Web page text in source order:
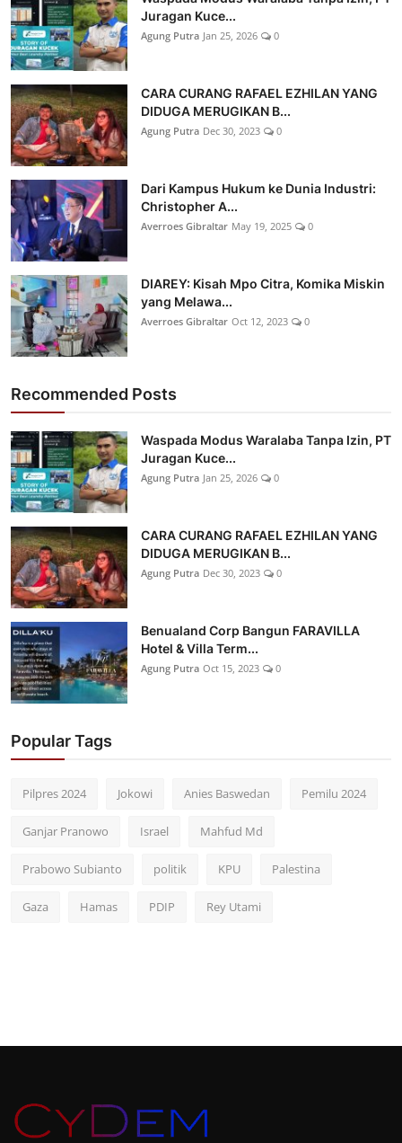
Juragan Kuce...
Agung Putra Jan 25, 2026 0
CARA CURANG RAFAEL EZHILAN YANG
DIDUGA MERUGIKAN B...
Agung Putra Dec 30, 2023 0
Dari Kampus Hukum ke Dunia Industri:
Christopher A...
Averroes Gibraltar May 19, 2025 0
DIAREY: Kisah Mpo Citra, Komika Miskin
yang Melawa...
Averroes Gibraltar Oct 12, 2023 0
Recommended Posts
Waspada Modus Waralaba Tanpa Izin, PT
Juragan Kuce...
Agung Putra Jan 25, 2026 0
CARA CURANG RAFAEL EZHILAN YANG
DIDUGA MERUGIKAN B...
Agung Putra Dec 30, 2023 0
Benualand Corp Bangun FARAVILLA
Hotel & Villa Term...
Agung Putra Oct 15, 2023 0
Popular Tags
Pilpres 2024 Jokowi Anies Baswedan Pemilu 2024
Ganjar Pranowo Israel Mahfud Md
Prabowo Subianto politik KPU Palestina
Gaza Hamas PDIP Rey Utami